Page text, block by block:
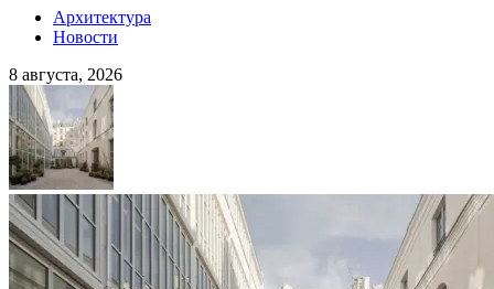
Архитектура
Новости
8 августа, 2026